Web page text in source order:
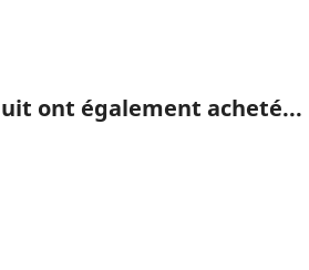
ont également acheté...